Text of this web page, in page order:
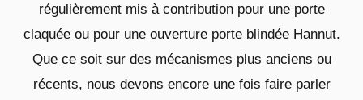
régulièrement mis à contribution pour une porte
claquée ou pour une ouverture porte blindée Hannut.
Que ce soit sur des mécanismes plus anciens ou
récents, nous devons encore une fois faire parler